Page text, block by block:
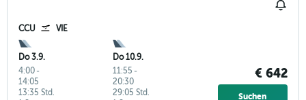
CCU VIE
Do 3.9.
4:00-
14:05
13:35 Std.
Do 10.9.
11:55 -
20:30
29:05 Std.
€ 642
Suchen